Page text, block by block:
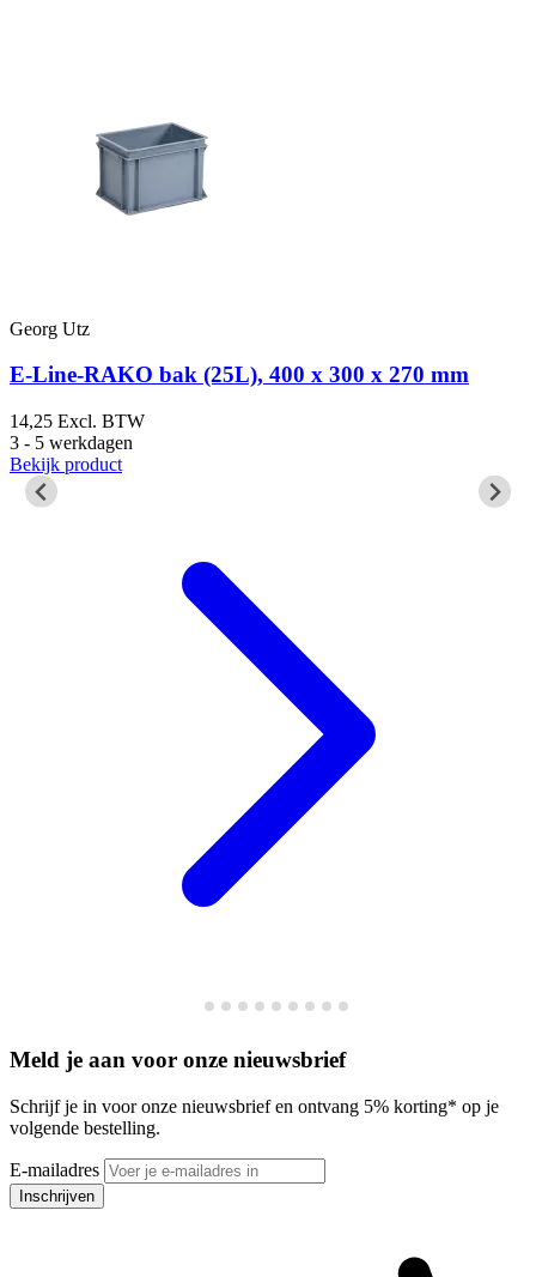
Georg Utz
E-Line-RAKO bak (25L), 400 x 300 x 270 mm
14,25 Excl. BTW
3 - 5 werkdagen
Bekijk product
Meld je aan voor onze nieuwsbrief
Schrijf je in voor onze nieuwsbrief en ontvang 5% korting* op je
volgende bestelling.
E-mailadres
Inschrijven